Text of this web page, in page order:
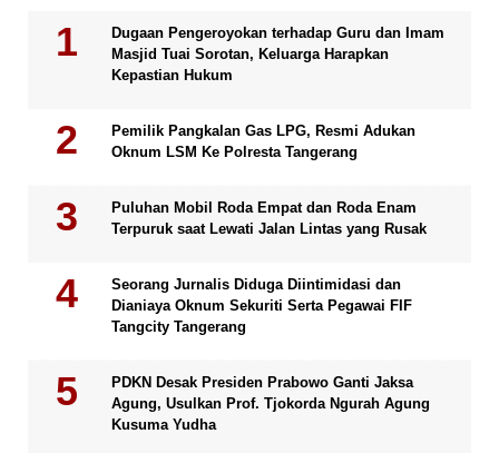
Dugaan Pengeroyokan terhadap Guru dan Imam
Masjid Tuai Sorotan, Keluarga Harapkan
Kepastian Hukum
Pemilik Pangkalan Gas LPG, Resmi Adukan
Oknum LSM Ke Polresta Tangerang
Puluhan Mobil Roda Empat dan Roda Enam
Terpuruk saat Lewati Jalan Lintas yang Rusak
Seorang Jurnalis Diduga Diintimidasi dan
Dianiaya Oknum Sekuriti Serta Pegawai FIF
Tangcity Tangerang
PDKN Desak Presiden Prabowo Ganti Jaksa
Agung, Usulkan Prof. Tjokorda Ngurah Agung
Kusuma Yudha